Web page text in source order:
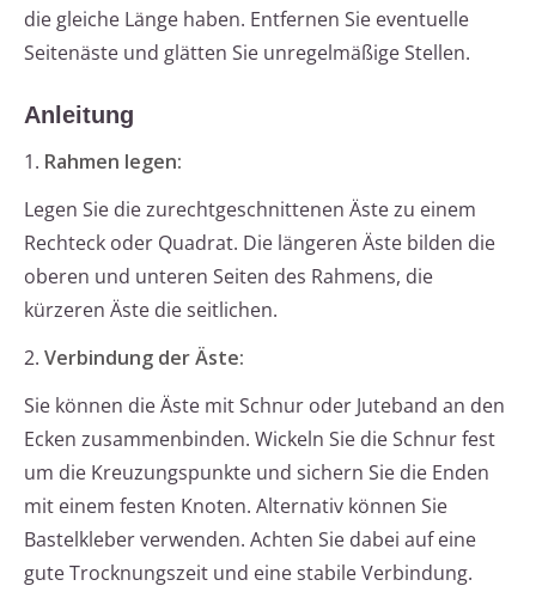
die gleiche Länge haben. Entfernen Sie eventuelle
Seitenäste und glätten Sie unregelmäßige Stellen.
Anleitung
1. Rahmen legen:
Legen Sie die zurechtgeschnittenen Äste zu einem
Rechteck oder Quadrat. Die längeren Äste bilden die
oberen und unteren Seiten des Rahmens, die
kürzeren Äste die seitlichen.
2. Verbindung der Äste:
Sie können die Äste mit Schnur oder Juteband an den
Ecken zusammenbinden. Wickeln Sie die Schnur fest
um die Kreuzungspunkte und sichern Sie die Enden
mit einem festen Knoten. Alternativ können Sie
Bastelkleber verwenden. Achten Sie dabei auf eine
gute Trocknungszeit und eine stabile Verbindung.